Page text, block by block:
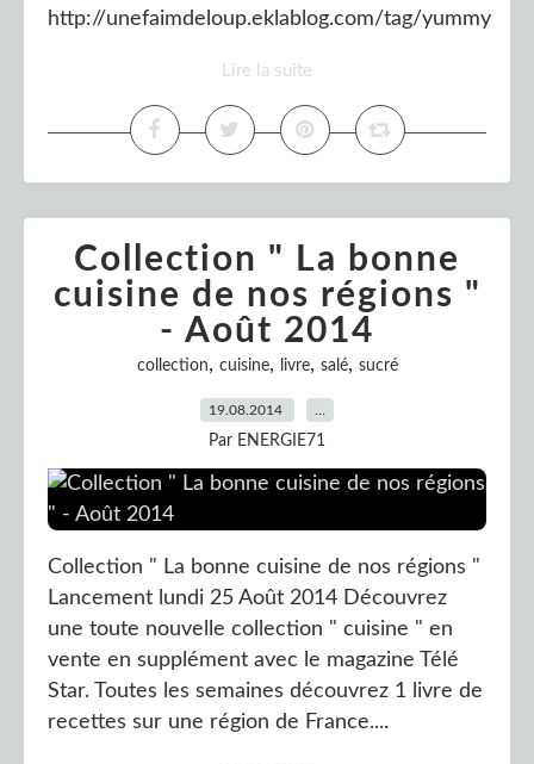
http://unefaimdeloup.eklablog.com/tag/yummy
Lire la suite
Collection " La bonne
cuisine de nos régions "
- Août 2014
collection, cuisine, livre, salé, sucré
19.08.2014
Par ENERGIE71
Collection " La bonne cuisine de nos régions "
Lancement lundi 25 Août 2014 Découvrez
une toute nouvelle collection " cuisine " en
vente en supplément avec le magazine Télé
Star. Toutes les semaines découvrez 1 livre de
recettes sur une région de France....